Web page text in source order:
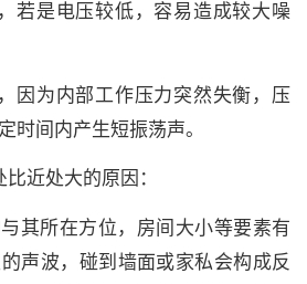
若是电压较低，容易造成较大噪
因为内部工作压力突然失衡，压
时间内产生短振荡声。
近处大的原因：
其所在方位，房间大小等要素有
声波，碰到墙面或家私会构成反